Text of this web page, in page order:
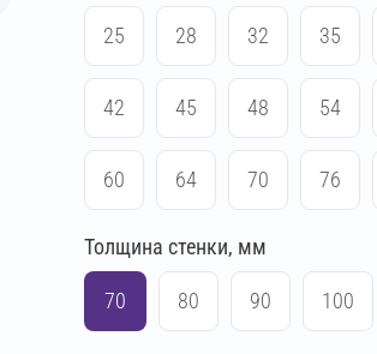
25 28 32 35
42 45 48 54
60 64 70 76
89 102 108
140 159 169
Толщина стенки, мм
70 80 90 100